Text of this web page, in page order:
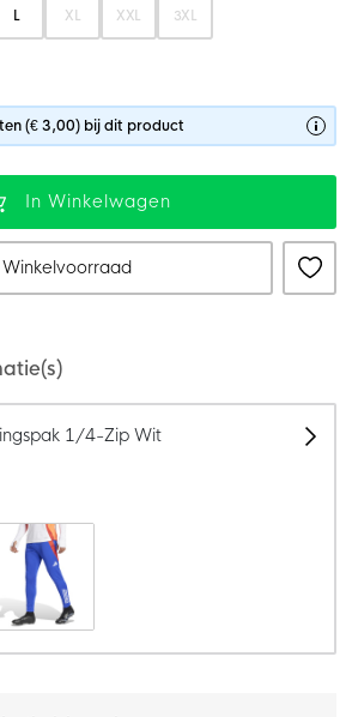
L XL XXL 3XL
(€ 3,00) bij dit product
In Winkelwagen
Winkelvoorraad
1/4-Zip Wit